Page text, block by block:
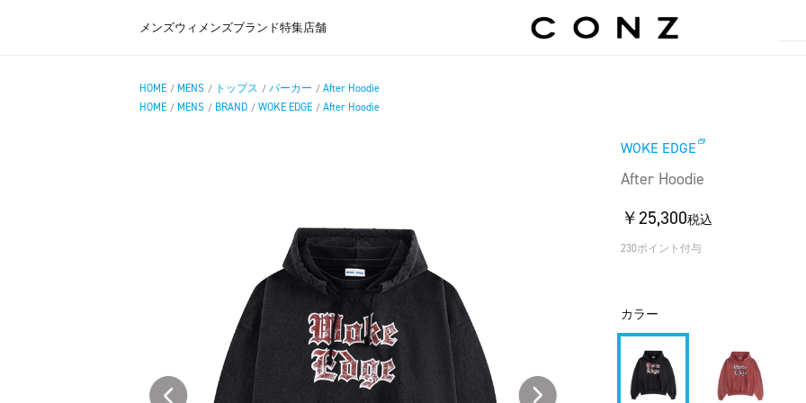
メンズウィメンズブランド特集店舗
HOME / MENS / トップス / パーカー / After Hoodie
HOME / MENS / BRAND / WOKE EDGE / After Hoodie
WOKE EDGE
After Hoodie
￥25,300税込
230ポイント付与
カラー